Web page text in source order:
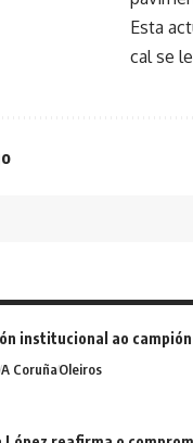
Esta
cal se
institucional ao
A CoruñaOleiros